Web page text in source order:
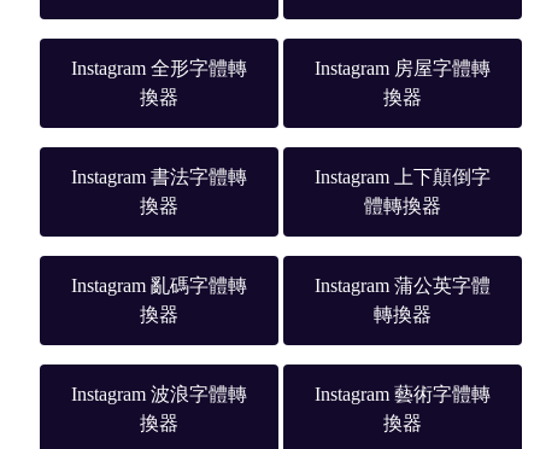
Instagram 全形字體轉
換器
Instagram 房屋字體轉
換器
Instagram 書法字體轉
換器
Instagram 上下顛倒字
體轉換器
Instagram 亂碼字體轉
換器
Instagram 蒲公英字體
轉換器
Instagram 波浪字體轉
換器
Instagram 藝術字體轉
換器